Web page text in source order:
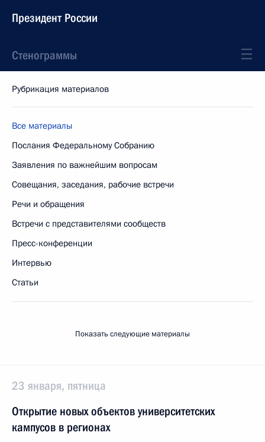
Президент России
Стенограммы
Рубрикация материалов
Все материалы
Послания Федеральному Собранию
Заявления по важнейшим вопросам
Совещания, заседания, рабочие встречи
Речи и обращения
Встречи с представителями сообществ
Пресс-конференции
Интервью
Статьи
Показать следующие материалы
23 января, пятница
Открытие новых объектов университетских
кампусов в регионах